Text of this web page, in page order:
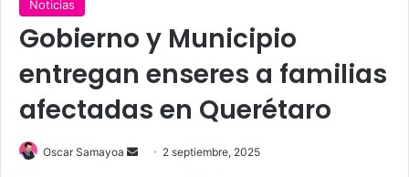
Noticias
Gobierno y Municipio
entregan enseres a familias
afectadas en Querétaro
Oscar Samayoa
Send 2 septiembre, 2025